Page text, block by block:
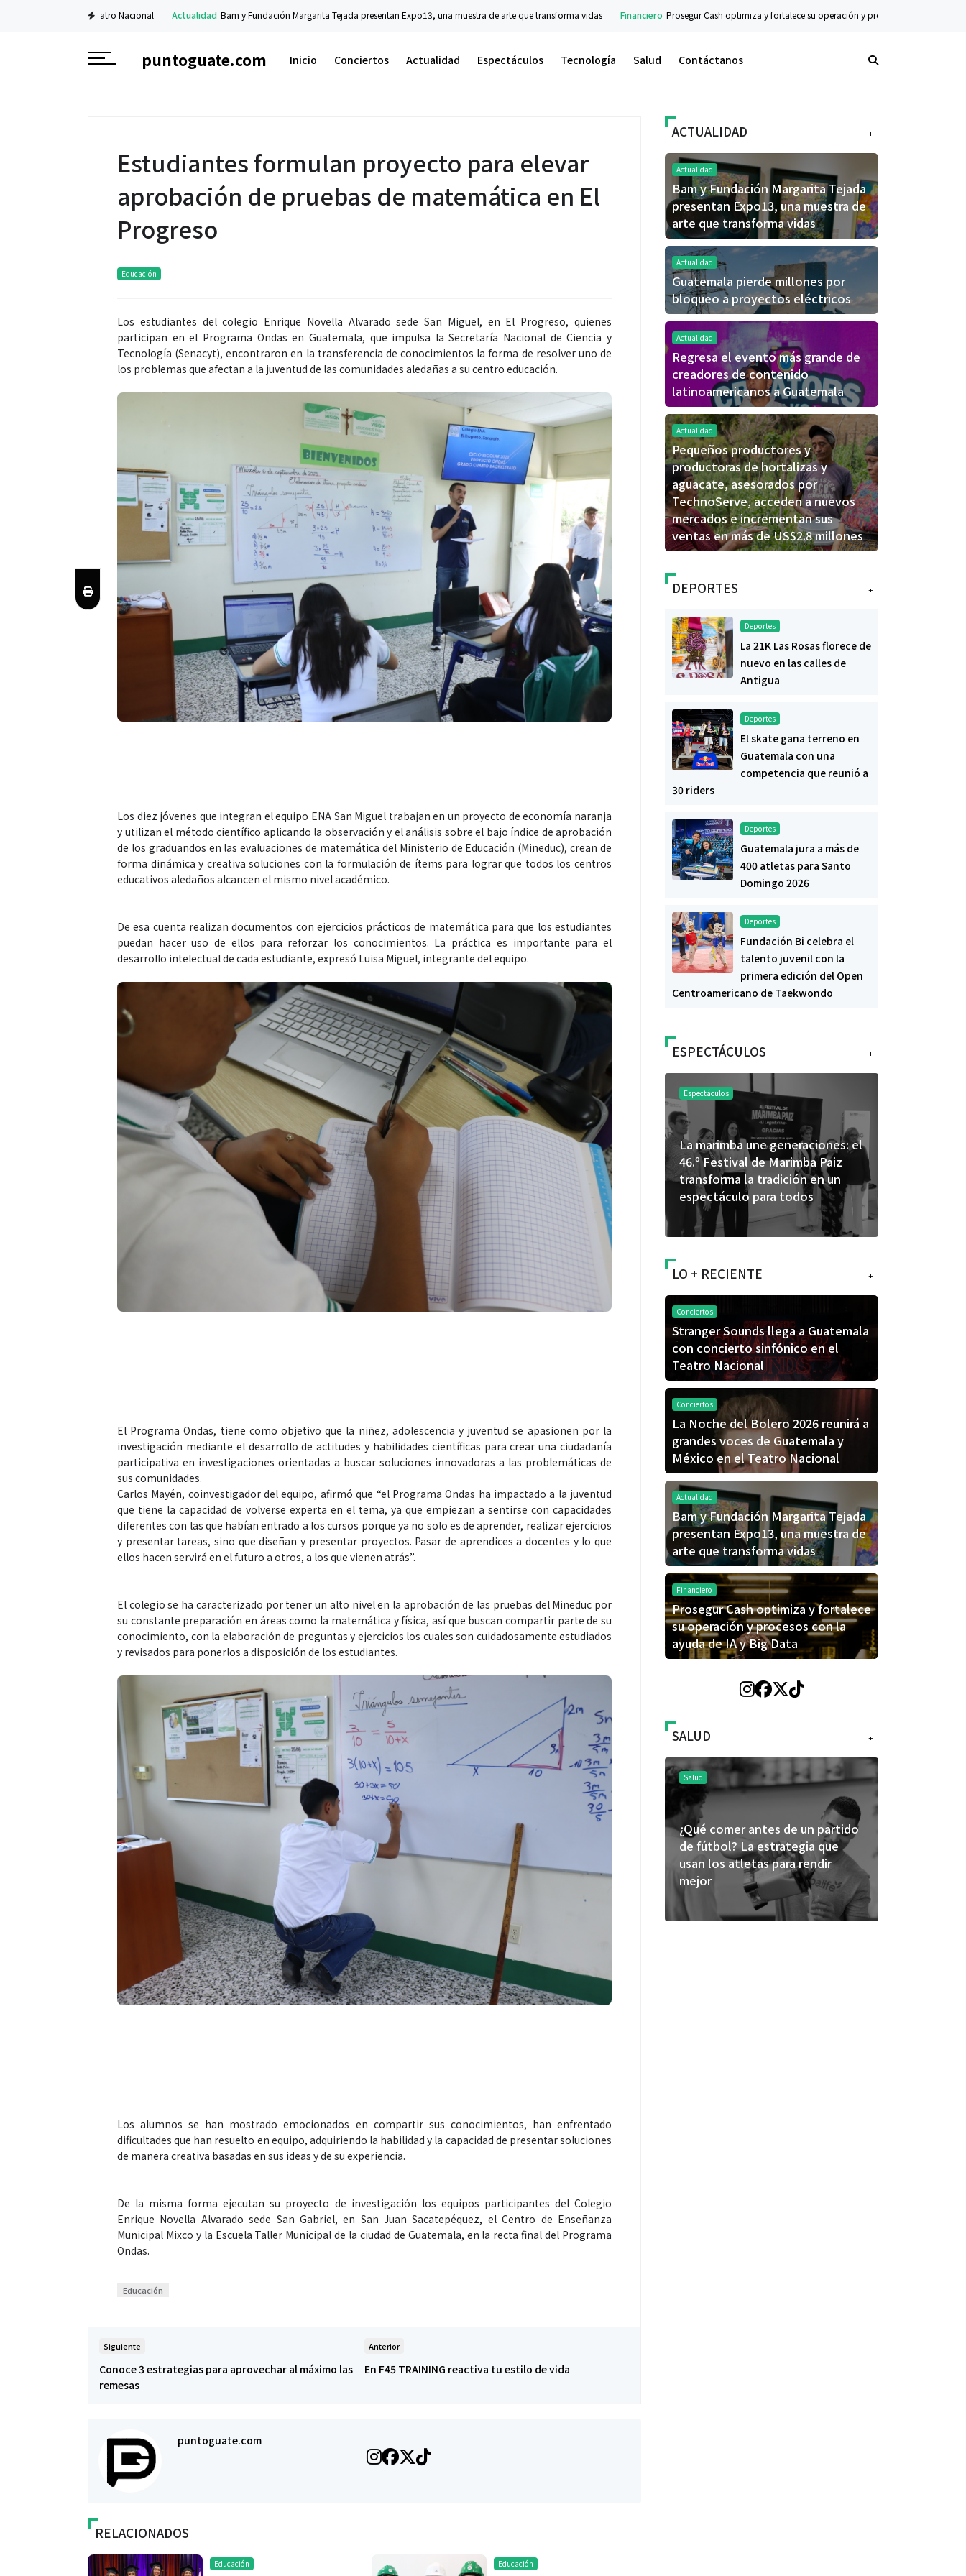
en el Teatro Nacional Actualidad Bam y Fundación Margarita Tejada presentan Expo13, una muestra de arte que transforma vidas Financiero Prosegur Cash optimiza y fortalece su operación y procesos con la ayuda de IA y Big
puntoguate.com Inicio Conciertos Actualidad Espectáculos Tecnología Salud Contáctanos
Estudiantes formulan proyecto para elevar
aprobación de pruebas de matemática en El
Progreso
Educación
Los estudiantes del colegio Enrique Novella Alvarado sede San Miguel, en El Progreso, quienes
participan en el Programa Ondas en Guatemala, que impulsa la Secretaría Nacional de Ciencia y
Tecnología (Senacyt), encontraron en la transferencia de conocimientos la forma de resolver uno de
los problemas que afectan a la juventud de las comunidades aledañas a su centro educación.
Los diez jóvenes que integran el equipo ENA San Miguel trabajan en un proyecto de economía naranja
y utilizan el método científico aplicando la observación y el análisis sobre el bajo índice de aprobación
de los graduandos en las evaluaciones de matemática del Ministerio de Educación (Mineduc), crean de
forma dinámica y creativa soluciones con la formulación de ítems para lograr que todos los centros
educativos aledaños alcancen el mismo nivel académico.
De esa cuenta realizan documentos con ejercicios prácticos de matemática para que los estudiantes
puedan hacer uso de ellos para reforzar los conocimientos. La práctica es importante para el
desarrollo intelectual de cada estudiante, expresó Luisa Miguel, integrante del equipo.
El Programa Ondas, tiene como objetivo que la niñez, adolescencia y juventud se apasionen por la
investigación mediante el desarrollo de actitudes y habilidades científicas para crear una ciudadanía
participativa en investigaciones orientadas a buscar soluciones innovadoras a las problemáticas de
sus comunidades.
Carlos Mayén, coinvestigador del equipo, afirmó que “el Programa Ondas ha impactado a la juventud
que tiene la capacidad de volverse experta en el tema, ya que empiezan a sentirse con capacidades
diferentes con las que habían entrado a los cursos porque ya no solo es de aprender, realizar ejercicios
y presentar tareas, sino que diseñan y presentar proyectos. Pasar de aprendices a docentes y lo que
ellos hacen servirá en el futuro a otros, a los que vienen atrás”.
El colegio se ha caracterizado por tener un alto nivel en la aprobación de las pruebas del Mineduc por
su constante preparación en áreas como la matemática y física, así que buscan compartir parte de su
conocimiento, con la elaboración de preguntas y ejercicios los cuales son cuidadosamente estudiados
y revisados para ponerlos a disposición de los estudiantes.
Los alumnos se han mostrado emocionados en compartir sus conocimientos, han enfrentado
dificultades que han resuelto en equipo, adquiriendo la habilidad y la capacidad de presentar soluciones
de manera creativa basadas en sus ideas y de su experiencia.
De la misma forma ejecutan su proyecto de investigación los equipos participantes del Colegio
Enrique Novella Alvarado sede San Gabriel, en San Juan Sacatepéquez, el Centro de Enseñanza
Municipal Mixco y la Escuela Taller Municipal de la ciudad de Guatemala, en la recta final del Programa
Ondas.
Educación
Siguiente
Conoce 3 estrategias para aprovechar al máximo las
remesas
Anterior
En F45 TRAINING reactiva tu estilo de vida
puntoguate.com
RELACIONADOS
Educación Educación
+
ACTUALIDAD
Actualidad
Bam y Fundación Margarita Tejada
presentan Expo13, una muestra de
arte que transforma vidas
Actualidad
Guatemala pierde millones por
bloqueo a proyectos eléctricos
Actualidad
Regresa el evento más grande de
creadores de contenido
latinoamericanos a Guatemala
Actualidad
Pequeños productores y
productoras de hortalizas y
aguacate, asesorados por
TechnoServe, acceden a nuevos
mercados e incrementan sus
ventas en más de US$2.8 millones
+
DEPORTES
Deportes
La 21K Las Rosas florece de
nuevo en las calles de
Antigua
Deportes
El skate gana terreno en
Guatemala con una
competencia que reunió a
30 riders
Deportes
Guatemala jura a más de
400 atletas para Santo
Domingo 2026
Deportes
Fundación Bi celebra el
talento juvenil con la
primera edición del Open
Centroamericano de Taekwondo
+
ESPECTÁCULOS
Espectáculos
La marimba une generaciones: el
46.º Festival de Marimba Paiz
transforma la tradición en un
espectáculo para todos
Espectáculos
“Donde quiera que estés” el
primer capítulo del universo de
“FRAGMENTOS” su próximo
álbum de estudio
Espectáculos
Shakira rompe récords con “Dai
Dai” y conquista el número uno
mundial en Spotify y Billboard
La marimba une generaciones: el
46.º Festival de Marimba Paiz
transforma la tradición en un
+
LO + RECIENTE
Conciertos
Stranger Sounds llega a Guatemala
con concierto sinfónico en el
Teatro Nacional
Conciertos
La Noche del Bolero 2026 reunirá a
grandes voces de Guatemala y
México en el Teatro Nacional
Actualidad
Bam y Fundación Margarita Tejada
presentan Expo13, una muestra de
arte que transforma vidas
Financiero
Prosegur Cash optimiza y fortalece
su operación y procesos con la
ayuda de IA y Big Data
+
SALUD
Salud
¿Qué comer antes de un partido
de fútbol? La estrategia que
usan los atletas para rendir
mejor
Salud
El cuidado de la piel va mucho
más allá del rostro: cada zona
merece una atención específica
Día Mundial Contra La Hepatitis:
alertan sobre los riesgos de los
productos “DETOX”
¿Qué comer antes de un partido
de fútbol? La estrategia que